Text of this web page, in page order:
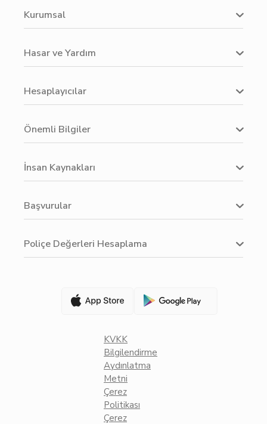
Kurumsal
Hasar ve Yardım
Hesaplayıcılar
Önemli Bilgiler
İnsan Kaynakları
Başvurular
Poliçe Değerleri Hesaplama
KVKK
Bilgilendirme
Aydınlatma
Metni
Çerez
Politikası
Çerez